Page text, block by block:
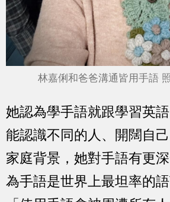
林嘉俐和爸爸溝通皆用手語
她認為學手語就跟學習英語
能認識不同的人、開闊自
家庭背景，她對手語有更
為手語是世界上最坦率的語